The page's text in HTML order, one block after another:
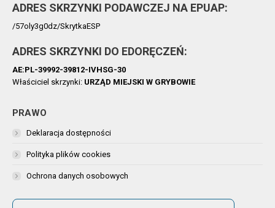
ADRES SKRZYNKI PODAWCZEJ NA EPUAP:
/57oly3g0dz/SkrytkaESP
ADRES SKRZYNKI DO EDORĘCZEŃ:
AE:PL-39992-39812-IVHSG-30
Właściciel skrzynki: URZĄD MIEJSKI W GRYBOWIE
PRAWO
Deklaracja dostępności
Polityka plików cookies
Ochrona danych osobowych